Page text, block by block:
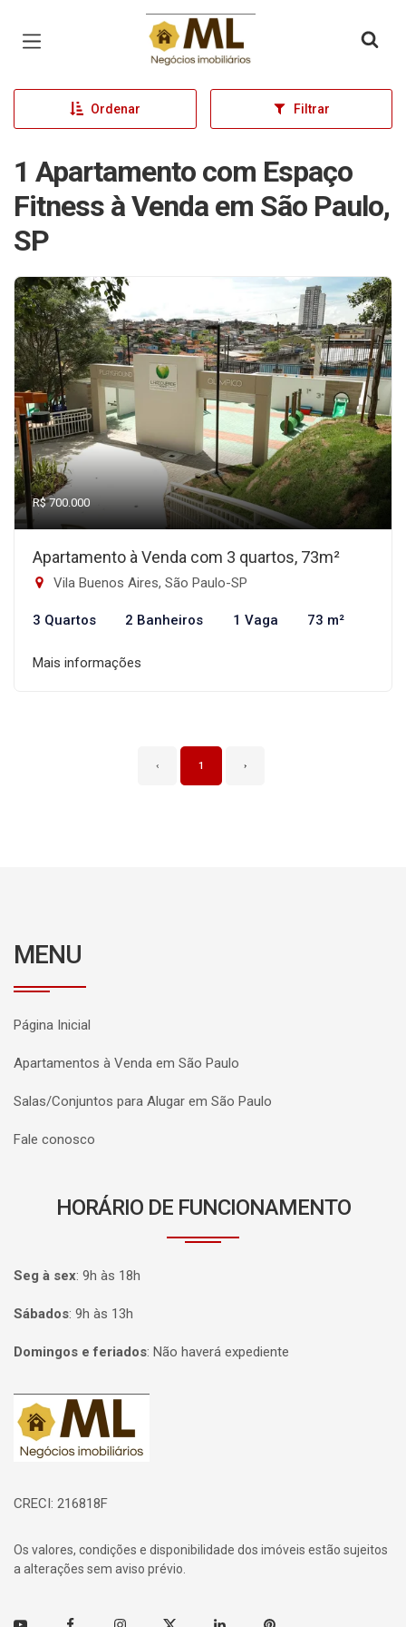
Página inicial
Ordenar Filtrar
1 Apartamento com Espaço
Fitness à Venda em São Paulo,
SP
R$ 700.000
Apartamento à Venda com 3 quartos, 73m²
Vila Buenos Aires, São Paulo-SP
3 Quartos 2 Banheiros 1 Vaga 73 m²
Mais informações
‹ 1 ›
MENU
Página Inicial
Apartamentos à Venda em São Paulo
Salas/Conjuntos para Alugar em São Paulo
Fale conosco
HORÁRIO DE FUNCIONAMENTO
Seg à sex: 9h às 18h
Sábados: 9h às 13h
Domingos e feriados: Não haverá expediente
Página inicial
CRECI: 216818F
Os valores, condições e disponibilidade dos imóveis estão sujeitos
a alterações sem aviso prévio.